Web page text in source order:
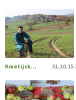
[EKOloško = LOGIČNO
prehransko varnost,
https://t.co/
https://t.co/
[EKOloško = LOGIČNO
Kmetijska zemljišča 31.10.15